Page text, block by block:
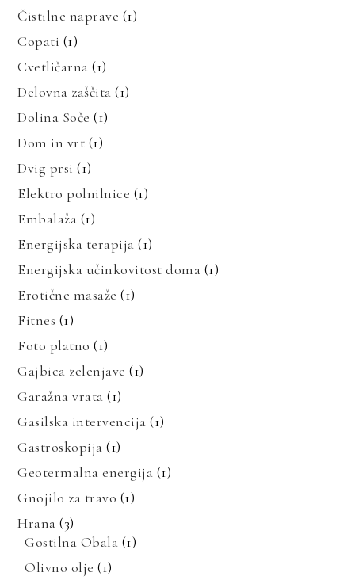
Čistilne naprave (1)
Copati (1)
Cvetličarna (1)
Delovna zaščita (1)
Dolina Soče (1)
Dom in vrt (1)
Dvig prsi (1)
Elektro polnilnice (1)
Embalaža (1)
Energijska terapija (1)
Energijska učinkovitost doma (1)
Erotične masaže (1)
Fitnes (1)
Foto platno (1)
Gajbica zelenjave (1)
Garažna vrata (1)
Gasilska intervencija (1)
Gastroskopija (1)
Geotermalna energija (1)
Gnojilo za travo (1)
Hrana (3)
Gostilna Obala (1)
Olivno olje (1)